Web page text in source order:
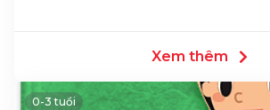
Xem thêm
0-3 tuổi